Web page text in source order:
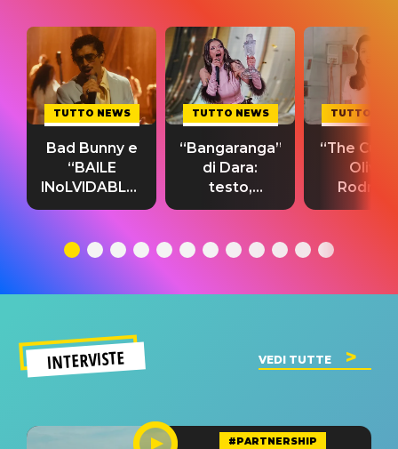
TUTTO NEWS
Bad Bunny e
“BAILE
INoLVIDABLE”:
testo,
significato
TUTTO NEWS
“Bangaranga”
di Dara:
testo,
traduzione e
del singolo
TUTTO
“The
Olivia
testo,
INTERVISTE VEDI TUTTE
#PARTNERSHIP